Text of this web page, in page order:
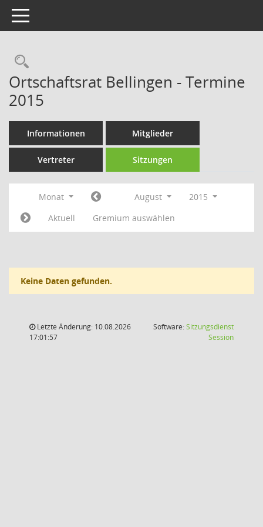
Toggle navigation
Rechercheauswahl
Ortschaftsrat Bellingen - Termine
2015
Informationen Mitglieder
Vertreter Sitzungen
Monat August
2015
Aktuell
Gremium auswählen
Keine Daten gefunden.
Letzte Änderung: 10.08.2026
17:01:57
Software:Sitzungsdienst
Session(Wird in